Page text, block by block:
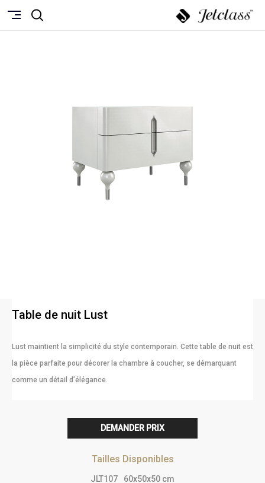
Table de nuit Lust
Lust maintient la simplicité du style contemporain. Cette table de nuit est
la pièce parfaite pour décorer la chambre à coucher, se démarquant
comme un détail d’élégance.
DEMANDER PRIX
Tailles Disponibles
JLT107 60x50x50 cm